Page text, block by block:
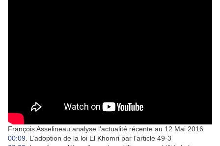
François Asselineau analyse l’actualité récente au 12 Mai 2016
00:09 . L’adoption de la loi El Khomri par l’article 49-3